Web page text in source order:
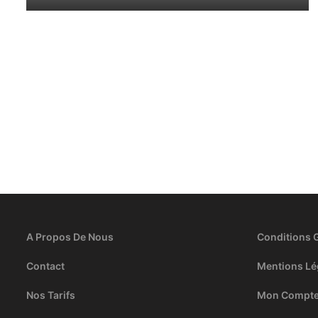
A Propos De Nous
Contact
Nos Tarifs
Conditions
Mentions
Mon